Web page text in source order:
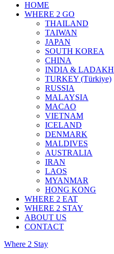
HOME
WHERE 2 GO
THAILAND
TAIWAN
JAPAN
SOUTH KOREA
CHINA
INDIA & LADAKH
TURKEY (Türkiye)
RUSSIA
MALAYSIA
MACAO
VIETNAM
ICELAND
DENMARK
MALDIVES
AUSTRALIA
IRAN
LAOS
MYANMAR
HONG KONG
WHERE 2 EAT
WHERE 2 STAY
ABOUT US
CONTACT
Where 2 Stay